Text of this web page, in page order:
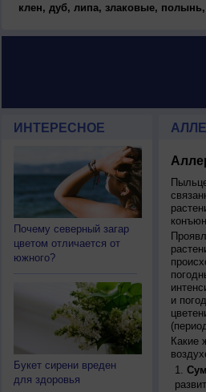
клен, дуб, липа, злаковые,
ИНТЕРЕСНОЕ
Почему северный загар
цветом отличается от
южного?
Букет сирени вреден
для здоровья
и
Какие